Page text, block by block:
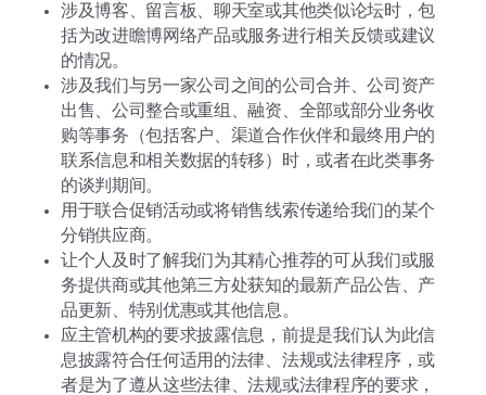
涉及博客、留言板、聊天室或其他类似论坛时，包
括为改进瞻博网络产品或服务进行相关反馈或建议
的情况。
涉及我们与另一家公司之间的公司合并、公司资产
出售、公司整合或重组、融资、全部或部分业务收
购等事务（包括客户、渠道合作伙伴和最终用户的
联系信息和相关数据的转移）时，或者在此类事务
的谈判期间。
用于联合促销活动或将销售线索传递给我们的某个
分销供应商。
让个人及时了解我们为其精心推荐的可从我们或服
务提供商或其他第三方处获知的最新产品公告、产
品更新、特别优惠或其他信息。
应主管机构的要求披露信息，前提是我们认为此信
息披露符合任何适用的法律、法规或法律程序，或
者是为了遵从这些法律、法规或法律程序的要求，